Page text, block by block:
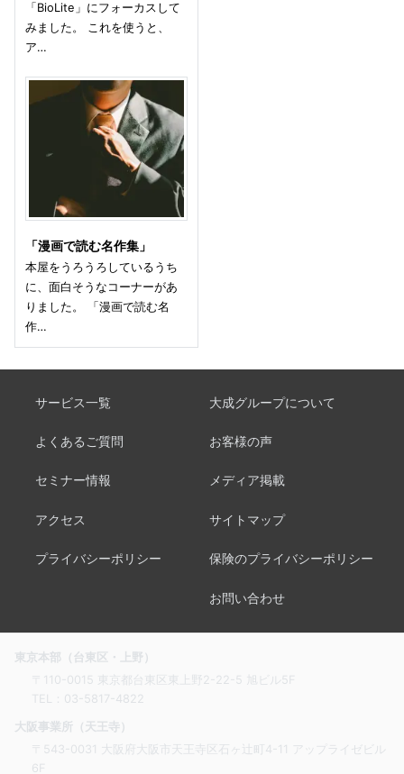
「BioLite」にフォーカスして
みました。 これを使うと、
ア…
「漫画で読む名作集」
本屋をうろうろしているうち
に、面白そうなコーナーがあ
りました。 「漫画で読む名
作…
サービス一覧 大成グループについて
よくあるご質問 お客様の声
セミナー情報 メディア掲載
アクセス サイトマップ
プライバシーポリシー 保険のプライバシーポリシー
お問い合わせ
東京本部（台東区・上野）
〒110-0015 東京都台東区東上野2-22-5 旭ビル5F
TEL： 03-5817-4822
大阪事業所（天王寺）
〒543-0031 大阪府大阪市天王寺区石ヶ辻町4-11 アップライゼビル
6F